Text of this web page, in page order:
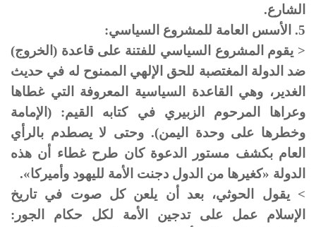
الشارع.
5. الأسس العامة للمشروع السياسي:
< يقوم المشروع السياسي للفتنة على قاعدة (الخروج)
ضد الدولة المغتصبة للحق الإلهي الممنوح له في حديث
الغدير، وهي القاعدة السياسية المعروفة التي غطاها
وعراها المرحوم الزبيري في كتابه القيم: (الإمامة
وخطرها على وحدة اليمن). وحتى لا يصطدم بالرأي
العام بكشف مستور الدعوة كان طرح غطاء أن هذه
الدولة «كغيرها من الدول دجنت الأمة لليهود وأميركا».
> يقول الحوثي، بعد أن يلعن كل صوت في تاريخ
الإسلام عمل على تدجين الأمة لكل حكام الجور: